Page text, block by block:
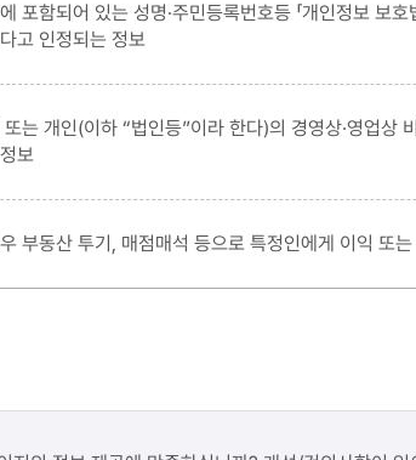
포함되어 있는 성명·주민등록번호등 「개인정보 보
고 인정되는 정보
또는 개인(이하 “법인등”이라 한다)의 경영상·영업
보
부동산 투기, 매점매석 등으로 특정인에게 이익 또